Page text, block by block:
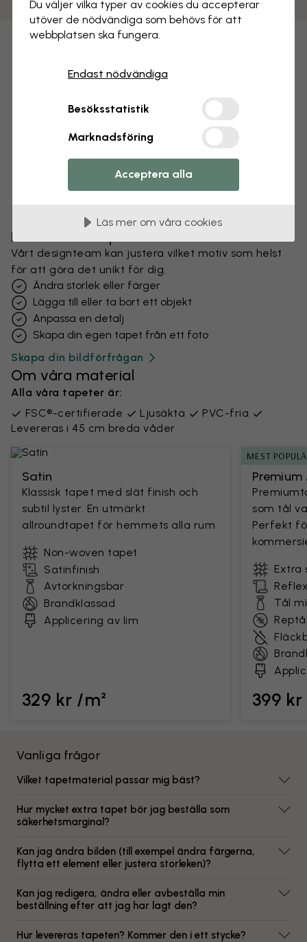
Förändra din tapet
Vårt designteam kan justera vilket motiv som helst
för att göra det unikt för dig.
Ändra storlek eller färger
Lägga till eller ta bort ett objekt
Anpassa en detalj
Skapa din egen tapet från ett foto
Skapa din bildförfrågan
Om våra material
Alla våra tapeter är:
FSC®-certifierade
Ljusäkta
PVC-fria
Levereras i 45 cm breda våder
Satin
Klassisk tapet med slät finish och
subtil lyster. En utmärkt
allroundtapet för hemmets alla rum.
Non-woven tapet
Satinfinish
Avtorkningsbar
Brandklassad
Applicering av lim
329 kr /m²
MEST
som tål
Perfekt
Extra
Tål
399
Vanliga frågor
Vilket tapetmaterial passar mig bäst?
Hur mycket extra tapet bör jag beställa som
säkerhetsmarginal?
Kan jag ändra bilden (till exempel ändra färgerna,
flytta ett element eller justera storleken)?
Kan jag redigera, ändra eller avbeställa min
beställning efter att jag har lagt den?
Hur levereras tapeten? Kommer den i ett stycke?
Du väljer vilka typer av cookies du accepterar
utöver de nödvändiga som behövs för att
webbplatsen ska fungera.
Endast nödvändiga
Besöksstatistik
Marknadsföring
Acceptera alla
Läs mer om våra cookies